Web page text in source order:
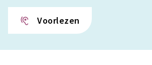
Voorlezen